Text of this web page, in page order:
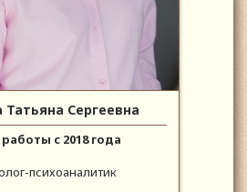
Татьяна Сергеевна
с 2018 года
психоаналитик